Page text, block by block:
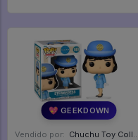
💖 GEEKDOWN
Vendido por: Chuchu Toy Collection - SP